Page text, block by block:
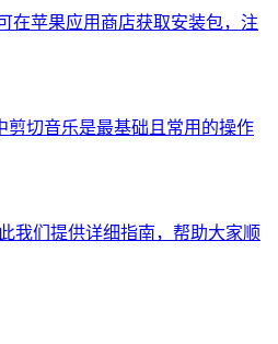
在苹果应用商店获取安装包，注
剪切音乐是最基础且常用的操作
我们提供详细指南，帮助大家顺